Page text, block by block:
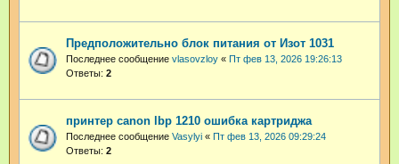
Предположительно блок питания от Изот 1031
Последнее сообщение vlasovzloy « Пт фев 13, 2026 19:26:13
Ответы: 2
принтер canon lbp 1210 ошибка картриджа
Последнее сообщение Vasylyi « Пт фев 13, 2026 09:29:24
Ответы: 2